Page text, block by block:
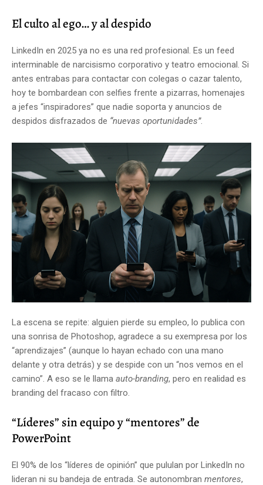
El culto al ego… y al despido
LinkedIn en 2025 ya no es una red profesional. Es un feed
interminable de narcisismo corporativo y teatro emocional. Si
antes entrabas para contactar con colegas o cazar talento,
hoy te bombardean con selfies frente a pizarras, homenajes
a jefes “inspiradores” que nadie soporta y anuncios de
despidos disfrazados de “nuevas oportunidades”.
La escena se repite: alguien pierde su empleo, lo publica con
una sonrisa de Photoshop, agradece a su exempresa por los
“aprendizajes” (aunque lo hayan echado con una mano
delante y otra detrás) y se despide con un “nos vemos en el
camino”. A eso se le llama auto-branding, pero en realidad es
branding del fracaso con filtro.
“Líderes” sin equipo y “mentores” de
PowerPoint
El 90% de los “líderes de opinión” que pululan por LinkedIn no
lideran ni su bandeja de entrada. Se autonombran mentores,